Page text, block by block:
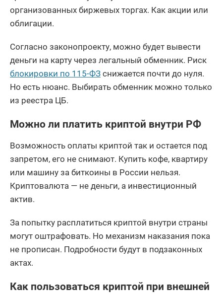
организованных биржевых торгах. Как акции или
облигации.
Согласно законопроекту, можно будет вывести
деньги на карту через легальный обменник. Риск
блокировки по 115-ФЗ снижается почти до нуля.
Но есть нюанс. Выбирать обменник можно только
из реестра ЦБ.
Можно ли платить криптой внутри РФ
Возможность оплаты криптой так и остается под
запретом, его не снимают. Купить кофе, квартиру
или машину за биткоины в России нельзя.
Криптовалюта — не деньги, а инвестиционный
актив.
За попытку расплатиться криптой внутри страны
могут оштрафовать. Но механизм наказания пока
не прописан. Подробности будут в подзаконных
актах.
Как пользоваться криптой при внешней